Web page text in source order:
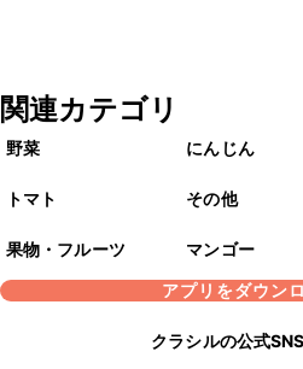
関連カテゴリ
野菜 にんじん
トマト その他
果物・フルーツ
マンゴー
アプリをダウン
クラシルの公式